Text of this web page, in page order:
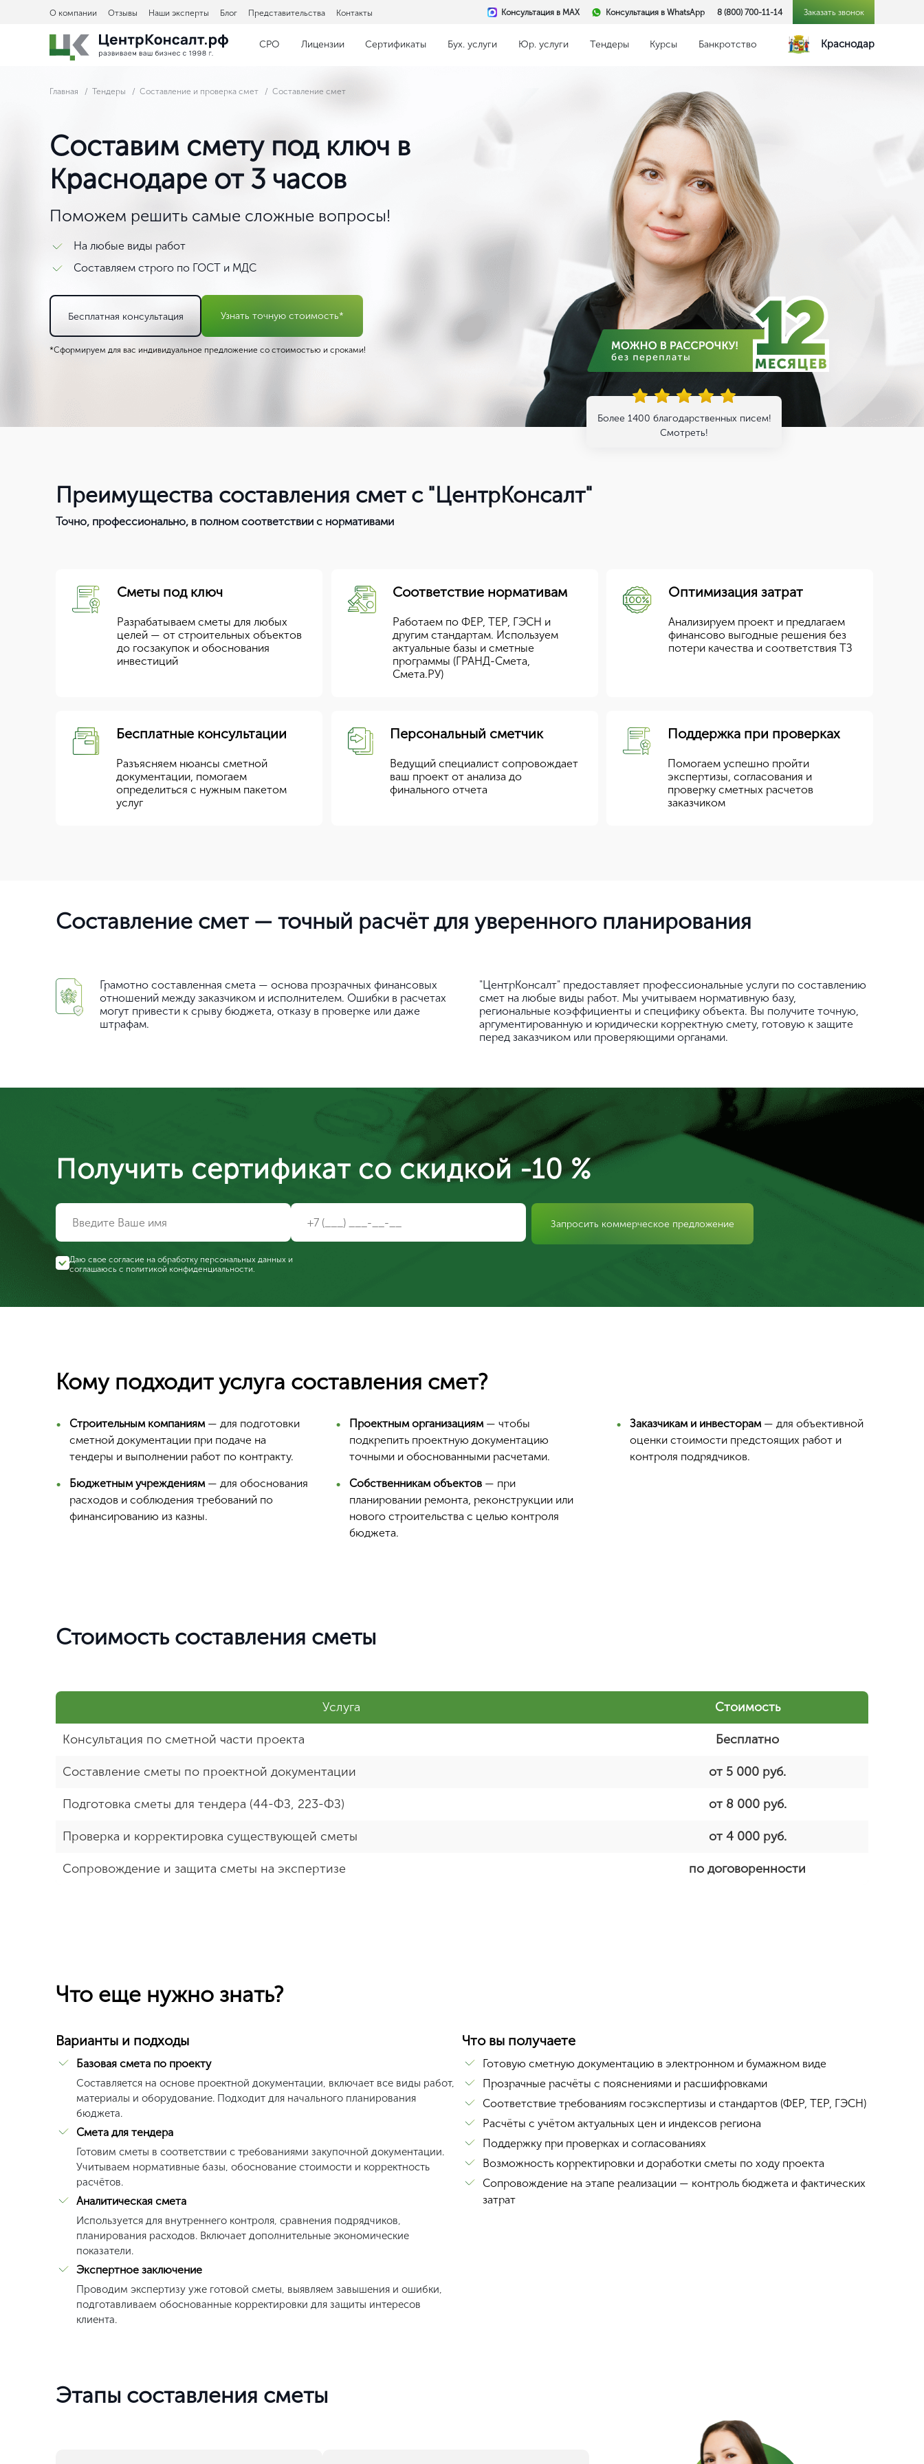
О компании Отзывы Наши эксперты Блог Представительства Контакты Консультация в MAX Консультация в WhatsApp 8 (800) 700-11-14 Заказать звонок
СРО Лицензии Сертификаты Бух. услуги Юр. услуги Тендеры Курсы Банкротство Краснодар
Главная Тендеры Составление и проверка смет Составление смет
Составим смету под ключ в
Краснодаре от 3 часов
Поможем решить самые сложные вопросы!
На любые виды работ
Составляем строго по ГОСТ и МДС
Бесплатная консультация Узнать точную стоимость*
*Сформируем для вас индивидуальное предложение со стоимостью и сроками!
Более 1400 благодарственных писем!
Смотреть!
Преимущества составления смет с "ЦентрКонсалт"
Точно, профессионально, в полном соответствии с нормативами
Сметы под ключ
Разрабатываем сметы для любых
целей — от строительных объектов
до госзакупок и обоснования
инвестиций
Соответствие нормативам
Работаем по ФЕР, ТЕР, ГЭСН и
другим стандартам. Используем
актуальные базы и сметные
программы (ГРАНД-Смета,
Смета.РУ)
Оптимизация затрат
Анализируем проект и предлагаем
финансово выгодные решения без
потери качества и соответствия ТЗ
Бесплатные консультации
Разъясняем нюансы сметной
документации, помогаем
определиться с нужным пакетом
услуг
Персональный сметчик
Ведущий специалист сопровождает
ваш проект от анализа до
финального отчета
Поддержка при проверках
Помогаем успешно пройти
экспертизы, согласования и
проверку сметных расчетов
заказчиком
Составление смет — точный расчёт для уверенного планирования
Грамотно составленная смета — основа прозрачных финансовых
отношений между заказчиком и исполнителем. Ошибки в расчетах
могут привести к срыву бюджета, отказу в проверке или даже
штрафам.
"ЦентрКонсалт" предоставляет профессиональные услуги по составлению
смет на любые виды работ. Мы учитываем нормативную базу,
региональные коэффициенты и специфику объекта. Вы получите точную,
аргументированную и юридически корректную смету, готовую к защите
перед заказчиком или проверяющими органами.
Получить сертификат со скидкой -10 %
Запросить коммерческое предложение
Даю свое согласие на обработку персональных данных и
соглашаюсь с политикой конфиденциальности.
Кому подходит услуга составления смет?
Строительным компаниям— для подготовки
сметной документации при подаче на
тендеры и выполнении работ по контракту.
Проектным организациям— чтобы
подкрепить проектную документацию
точными и обоснованными расчетами.
Заказчикам и инвесторам— для объективной
оценки стоимости предстоящих работ и
контроля подрядчиков.
Бюджетным учреждениям— для обоснования
расходов и соблюдения требований по
финансированию из казны.
Собственникам объектов — при
планировании ремонта, реконструкции или
нового строительства с целью контроля
бюджета.
Стоимость составления сметы
Услуга Стоимость
Консультация по сметной части проекта Бесплатно
Составление сметы по проектной документации от 5 000 руб.
Подготовка сметы для тендера (44-ФЗ, 223-ФЗ) от 8 000 руб.
Проверка и корректировка существующей сметы от 4 000 руб.
Сопровождение и защита сметы на экспертизе по договоренности
Что еще нужно знать?
Варианты и подходы
Базовая смета по проекту
Составляется на основе проектной документации, включает все виды работ,
материалы и оборудование. Подходит для начального планирования
бюджета.
Смета для тендера
Готовим сметы в соответствии с требованиями закупочной документации.
Учитываем нормативные базы, обоснование стоимости и корректность
расчётов.
Аналитическая смета
Используется для внутреннего контроля, сравнения подрядчиков,
планирования расходов. Включает дополнительные экономические
показатели.
Экспертное заключение
Проводим экспертизу уже готовой сметы, выявляем завышения и ошибки,
подготавливаем обоснованные корректировки для защиты интересов
клиента.
Что вы получаете
Готовую сметную документацию в электронном и бумажном виде
Прозрачные расчёты с пояснениями и расшифровками
Соответствие требованиям госэкспертизы и стандартов (ФЕР, ТЕР, ГЭСН)
Расчёты с учётом актуальных цен и индексов региона
Поддержку при проверках и согласованиях
Возможность корректировки и доработки сметы по ходу проекта
Сопровождение на этапе реализации — контроль бюджета и фактических
затрат
Этапы составления сметы
Ваш город Москва?